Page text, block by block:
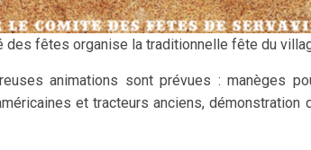
des fêtes organise la traditionnelle fête du
animations sont prévues : manèges
et tracteurs anciens, démonstration